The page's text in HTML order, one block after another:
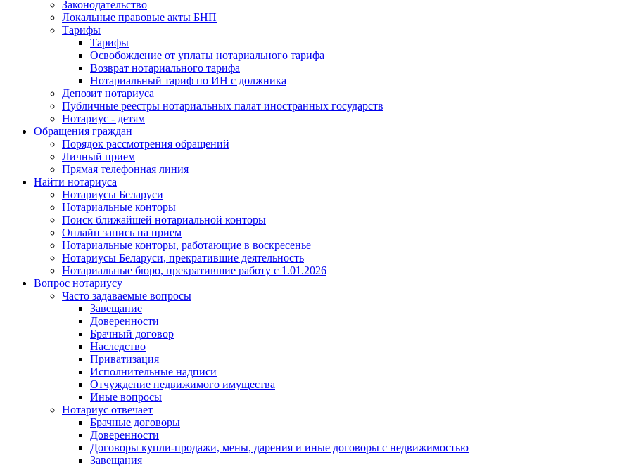
Законодательство
Локальные правовые акты БНП
Тарифы
Тарифы
Освобождение от уплаты нотариального тарифа
Возврат нотариального тарифа
Нотариальный тариф по ИН с должника
Депозит нотариуса
Публичные реестры нотариальных палат иностранных государств
Нотариус - детям
Обращения граждан
Порядок рассмотрения обращений
Личный прием
Прямая телефонная линия
Найти нотариуса
Нотариусы Беларуси
Нотариальные конторы
Поиск ближайшей нотариальной конторы
Онлайн запись на прием
Нотариальные конторы, работающие в воскресенье
Нотариусы Беларуси, прекратившие деятельность
Нотариальные бюро, прекратившие работу с 1.01.2026
Вопрос нотариусу
Часто задаваемые вопросы
Завещание
Доверенности
Брачный договор
Наследство
Приватизация
Исполнительные надписи
Отчуждение недвижимого имущества
Иные вопросы
Нотариус отвечает
Брачные договоры
Доверенности
Договоры купли-продажи, мены, дарения и иные договоры с недвижимостью
Завещания